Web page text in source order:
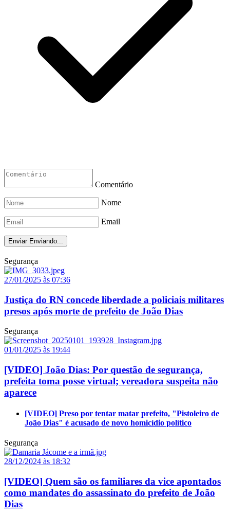
Comentário
Nome
Email
Enviar Enviando...
Segurança
27/01/2025 às 07:36
Justiça do RN concede liberdade a policiais militares
presos após morte de prefeito de João Dias
Segurança
01/01/2025 às 19:44
[VIDEO] João Dias: Por questão de segurança,
prefeita toma posse virtual; vereadora suspeita não
aparece
[VIDEO] Preso por tentar matar prefeito, "Pistoleiro de
João Dias" é acusado de novo homicídio político
Segurança
28/12/2024 às 18:32
[VIDEO] Quem são os familiares da vice apontados
como mandates do assassinato do prefeito de João
Dias